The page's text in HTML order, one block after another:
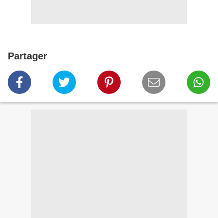
Partager